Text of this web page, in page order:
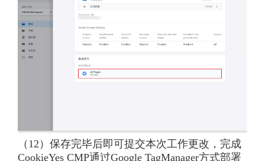
（12）保存完毕后即可提交本次工作更改，完成
CookieYes CMP通过Google TagManager方式部署